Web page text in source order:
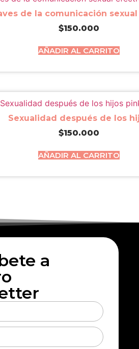
de la comunicación
$150.000
AÑADIR AL CARRITO
Sexualidad después de los
$150.000
AÑADIR AL CARRITO
a